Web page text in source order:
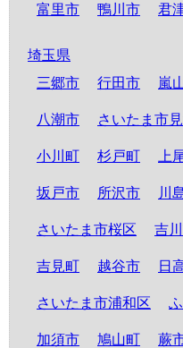
富里市 鴨川市 君
埼玉県
三郷市
行田市 嵐
八潮市 さいたま市
小川町 杉戸町 上
坂戸市 所沢市 川
さいたま市桜区 吉
吉見町 越谷市 日
さいたま市浦和区
加須市 鳩山町 蕨